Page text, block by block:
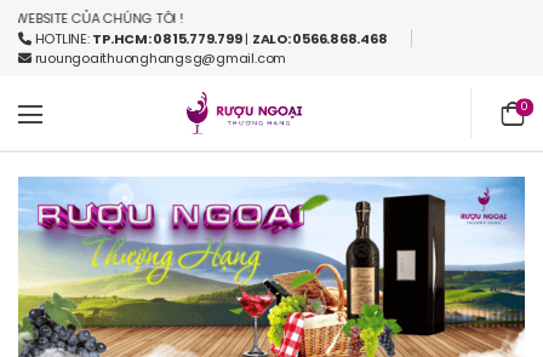
CỦA CHÚNG TÔI !
HOTLINE:TP.HCM: 0815.779.799| ZALO: 0566.868.468
ruoungoaithuonghangsg@gmail.com
0